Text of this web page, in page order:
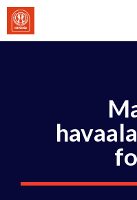
İçeriğe
atla